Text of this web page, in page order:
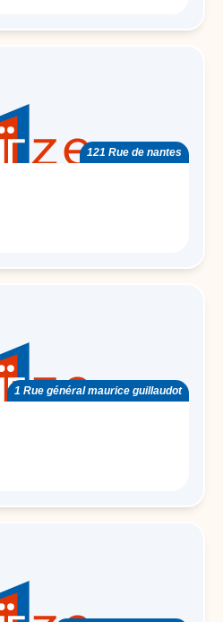
121 Rue de nantes
1 Rue général maurice guillaudot